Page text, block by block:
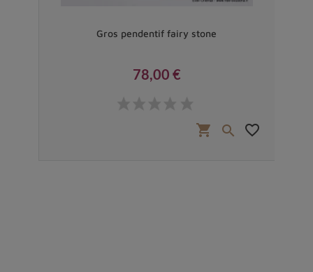
Gros pendentif fairy stone
78,00 €
shopping_cart  favorite_border